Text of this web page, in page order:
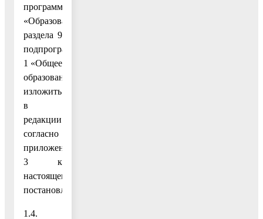
программы
«Образование»
раздела 9
подпрограммы
1 «Общее
образование»
изложить
в
редакции
согласно
приложению
3 к
настоящему
постановлению;
1.4.